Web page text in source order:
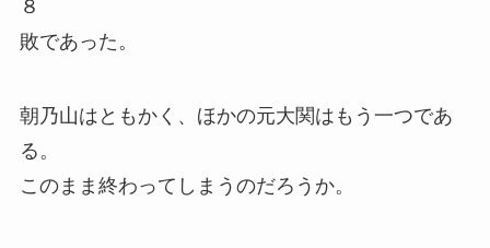
８
敗であった。
朝乃山はともかく、ほかの元大関はもう一つであ
る。
このまま終わってしまうのだろうか。